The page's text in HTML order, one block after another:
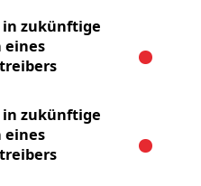
in zukünftige
eines
in zukünftige
eines